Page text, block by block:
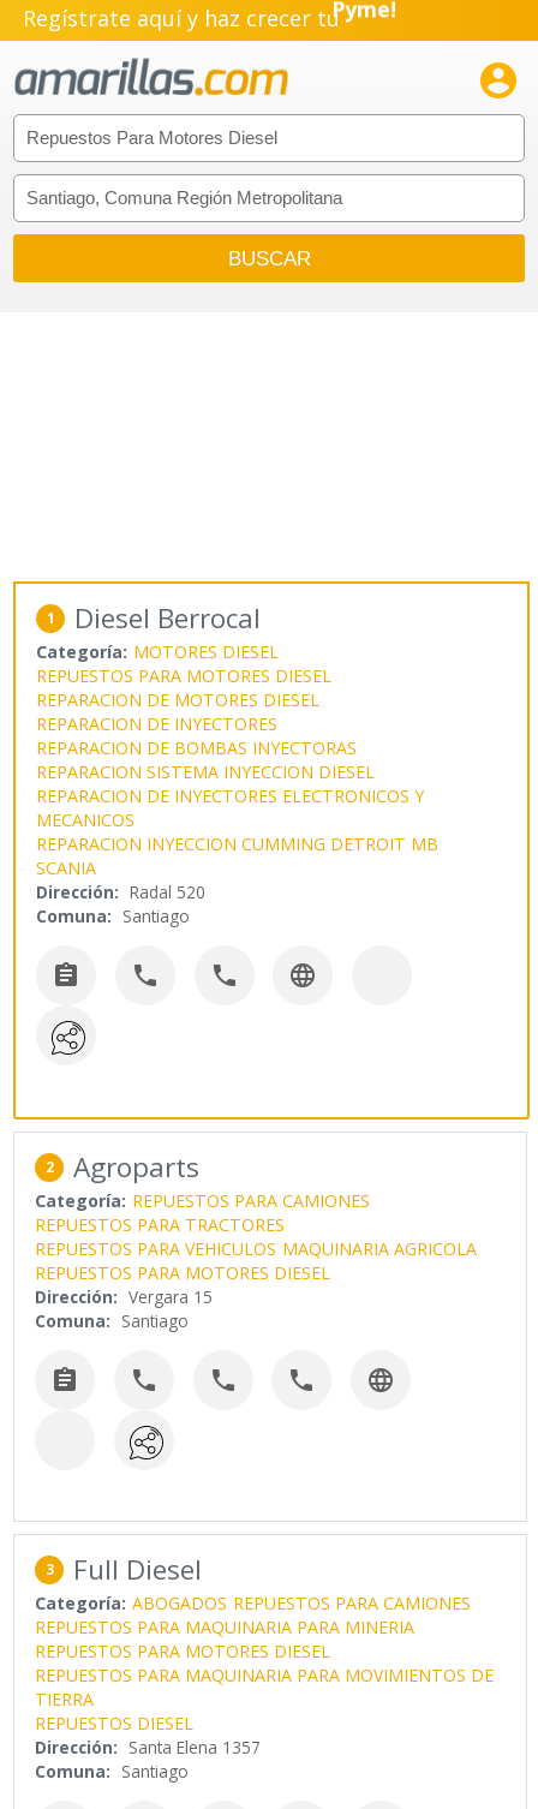
Regístrate aquí y haz crecer tuPyme!
Emprendimiento!

1 Diesel Berrocal
Categoría: MOTORES DIESEL
REPUESTOS PARA MOTORES DIESEL
REPARACION DE MOTORES DIESEL
REPARACION DE INYECTORES
REPARACION DE BOMBAS INYECTORAS
REPARACION SISTEMA INYECCION DIESEL
REPARACION DE INYECTORES ELECTRONICOS Y
MECANICOS
REPARACION INYECCION CUMMING DETROIT MB
SCANIA
Dirección: Radal 520
Comuna: Santiago
   
2 Agroparts
Categoría: REPUESTOS PARA CAMIONES
REPUESTOS PARA TRACTORES
REPUESTOS PARA VEHICULOS MAQUINARIA AGRICOLA
REPUESTOS PARA MOTORES DIESEL
Dirección: Vergara 15
Comuna: Santiago
    
3 Full Diesel
Categoría: ABOGADOS REPUESTOS PARA CAMIONES
REPUESTOS PARA MAQUINARIA PARA MINERIA
REPUESTOS PARA MOTORES DIESEL
REPUESTOS PARA MAQUINARIA PARA MOVIMIENTOS DE
TIERRA
REPUESTOS DIESEL
Dirección: Santa Elena 1357
Comuna: Santiago